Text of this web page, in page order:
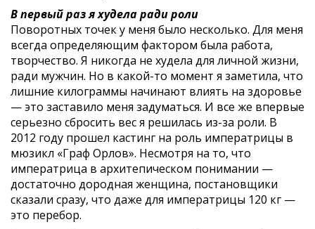
В первый раз я худела ради роли
Поворотных точек у меня было несколько. Для меня
всегда определяющим фактором была работа,
творчество. Я никогда не худела для личной жизни,
ради мужчин. Но в какой-то момент я заметила, что
лишние килограммы начинают влиять на здоровье
— это заставило меня задуматься. И все же впервые
серьезно сбросить вес я решилась из-за роли. В
2012 году прошел кастинг на роль императрицы в
мюзикл «Граф Орлов». Несмотря на то, что
императрица в архитепическом понимании —
достаточно дородная женщина, постановщики
сказали сразу, что даже для императрицы 120 кг —
это перебор.